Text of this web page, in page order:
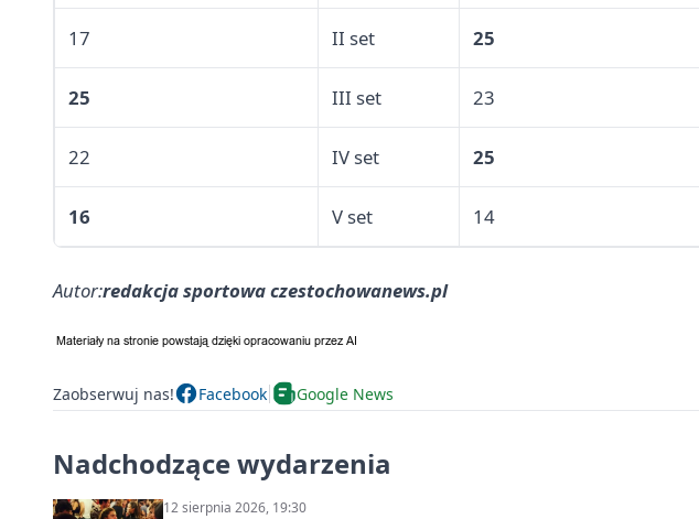
17 II set 25
25 III set 23
22 IV set 25
16 V set 14
Autor:redakcja sportowa czestochowanews.pl
Zaobserwuj nas! Facebook Google News
Nadchodzące wydarzenia
12 sierpnia 2026, 19:30